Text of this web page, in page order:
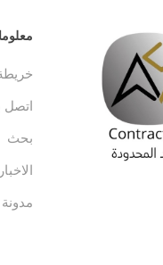
اتصل
بحث
الاخبار
مدونة